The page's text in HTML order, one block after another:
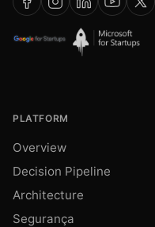
PLATFORM
Overview
Decision Pipeline
Architecture
Segurança